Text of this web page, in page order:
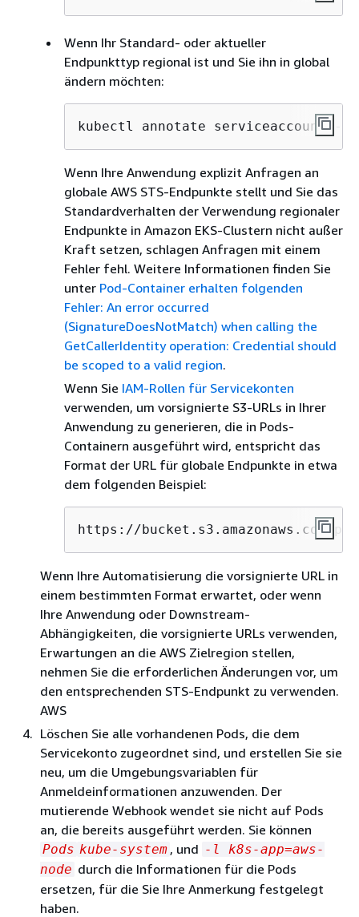
Wenn Ihr Standard- oder aktueller
Endpunkttyp regional ist und Sie ihn in global
ändern möchten:
kubectl annotate serviceaccount -n
Wenn Ihre Anwendung explizit Anfragen an
globale AWS STS-Endpunkte stellt und Sie das
Standardverhalten der Verwendung regionaler
Endpunkte in Amazon EKS-Clustern nicht außer
Kraft setzen, schlagen Anfragen mit einem
Fehler fehl. Weitere Informationen finden Sie
unter Pod-Container erhalten folgenden
Fehler: An error occurred
(SignatureDoesNotMatch) when calling the
GetCallerIdentity operation: Credential should
be scoped to a valid region.
Wenn Sie IAM-Rollen für Servicekonten
verwenden, um vorsignierte S3-URLs in Ihrer
Anwendung zu generieren, die in Pods-
Containern ausgeführt wird, entspricht das
Format der URL für globale Endpunkte in etwa
dem folgenden Beispiel:
https://bucket.s3.amazonaws.com/
Wenn Ihre Automatisierung die vorsignierte URL in
einem bestimmten Format erwartet, oder wenn
Ihre Anwendung oder Downstream-
Abhängigkeiten, die vorsignierte URLs verwenden,
Erwartungen an die AWS Zielregion stellen,
nehmen Sie die erforderlichen Änderungen vor, um
den entsprechenden STS-Endpunkt zu verwenden.
AWS
Löschen Sie alle vorhandenen Pods, die dem
Servicekonto zugeordnet sind, und erstellen Sie sie
neu, um die Umgebungsvariablen für
Anmeldeinformationen anzuwenden. Der
mutierende Webhook wendet sie nicht auf Pods
an, die bereits ausgeführt werden. Sie können
Pods kube-system , und -l k8s-app=aws-
node durch die Informationen für die Pods
ersetzen, für die Sie Ihre Anmerkung festgelegt
haben.